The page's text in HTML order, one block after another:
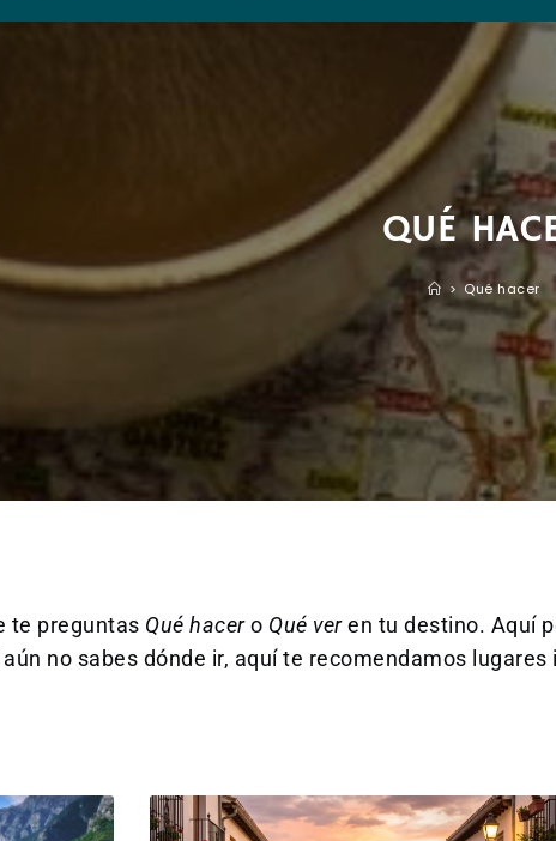
QUÉ
> Qué hacer
te preguntas Qué hacero Qué veren tu destino. Aquí
no sabes dónde ir, aquí te recomendamos